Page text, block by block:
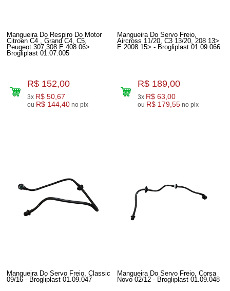
Mangueira Do Respiro Do Motor
Citroen C4 , Grand C4, C5,
Peugeot 307,308 E 408 06>
Brogliplast 01.07.005
R$ 152,00
3x R$ 50,67
ou R$ 144,40 no pix
Mangueira Do Servo Freio,
Aircross 11/20, C3 13/20, 208 13>
E 2008 15> - Brogliplast 01.09.066
R$ 189,00
3x R$ 63,00
ou R$ 179,55 no pix
Mangueira Do Servo Freio, Classic
09/16 - Brogliplast 01.09.047
Mangueira Do Servo Freio, Corsa
Novo 02/12 - Brogliplast 01.09.048